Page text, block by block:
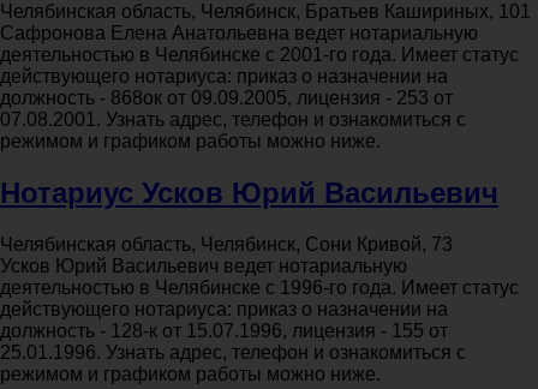
Челябинская область, Челябинск, Братьев Кашириных, 101
Сафронова Елена Анатольевна ведет нотариальную
деятельностью в Челябинске с 2001-го года. Имеет статус
действующего нотариуса: приказ о назначении на
должность - 868ок от 09.09.2005, лицензия - 253 от
07.08.2001. Узнать адрес, телефон и ознакомиться с
режимом и графиком работы можно ниже.
Нотариус Усков Юрий Васильевич
Челябинская область, Челябинск, Сони Кривой, 73
Усков Юрий Васильевич ведет нотариальную
деятельностью в Челябинске с 1996-го года. Имеет статус
действующего нотариуса: приказ о назначении на
должность - 128-к от 15.07.1996, лицензия - 155 от
25.01.1996. Узнать адрес, телефон и ознакомиться с
режимом и графиком работы можно ниже.